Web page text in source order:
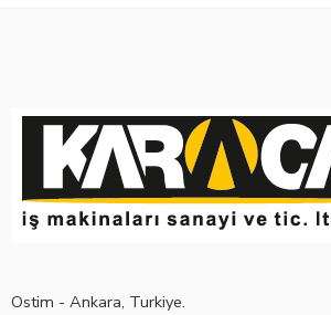
Ostim - Ankara, Turkiye.